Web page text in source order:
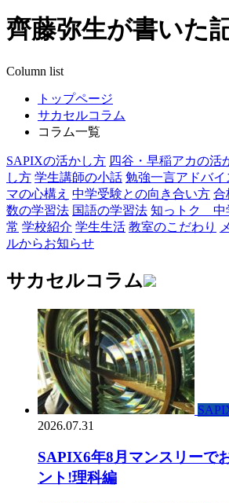
齊藤弥生が書いた
Column list
トップページ
サカセルコラム
コラム一覧
SAPIXの活かし方 四谷・早稲アカの活
し方 学生講師の小話 勉強一言アドバイ
マの心構え 中学受験との向き合い方 合
数の学習法 国語の学習法 知っトク 中
常 学校紹介 学生生活 教室のこだわり
ルからお知らせ
サカセルコラム
2026.07.31
SAPIX6年8月マンスリーで
ント!理科編